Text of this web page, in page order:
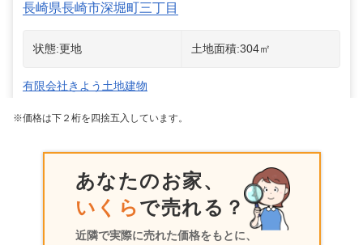
長崎県長崎市深堀町三丁目
状態:更地 土地面積:304㎡
有限会社きよう土地建物
※価格は下２桁を四捨五入しています。
あなたのお家、
いくらで売れる？
近隣で実際に売れた価格をもとに、